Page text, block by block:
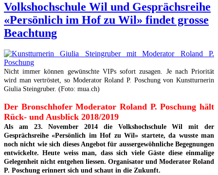
Volkshochschule Wil und Gesprächsreihe
«Persönlich im Hof zu Wil» findet grosse
Beachtung
Nicht immer können gewünschte VIPs sofort zusagen. Je nach Priorität
wird man vertröstet, so Moderator Roland P. Poschung von Kunstturnerin
Giulia Steingruber. (Foto: mua.ch)
Der Bronschhofer Moderator Roland P. Poschung hält
Rück- und Ausblick 2018/2019
Als am 23. November 2014 die Volkshochschule Wil mit der
Gesprächsreihe «Persönlich im Hof zu Wil» startete, da wusste man
noch nicht wie sich dieses Angebot für aussergewöhnliche Begegnungen
entwickelte. Heute weiss man, dass sich viele Gäste diese einmalige
Gelegenheit nicht entgehen liessen. Organisator und Moderator Roland
P. Poschung erinnert sich und schaut in die Zukunft.